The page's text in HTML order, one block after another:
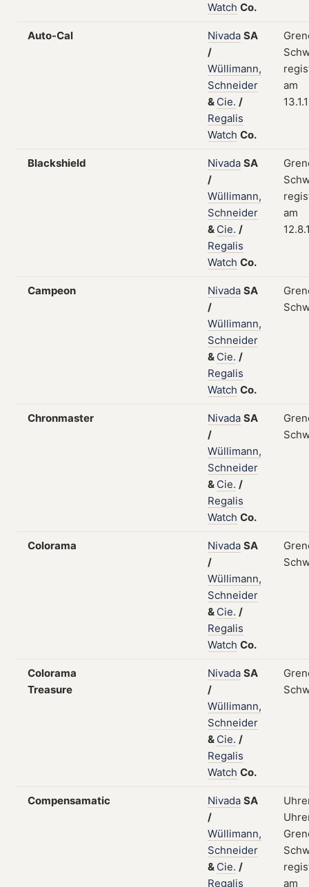
Watch Co.
Auto-Cal Nivada SA
/
Wüllimann,
Schneider
& Cie. /
Regalis
Watch Co.
am
Blackshield Nivada SA
/
Wüllimann,
Schneider
& Cie. /
Regalis
Watch Co.
am
Campeon Nivada SA
/
Wüllimann,
Schneider
& Cie. /
Regalis
Watch Co.
Chronmaster Nivada SA
/
Wüllimann,
Schneider
& Cie. /
Regalis
Watch Co.
Colorama Nivada SA
/
Wüllimann,
Schneider
& Cie. /
Regalis
Watch Co.
Colorama
Treasure
Nivada SA
/
Wüllimann,
Schneider
& Cie. /
Regalis
Watch Co.
Compensamatic Nivada SA
/
Wüllimann,
Schneider
& Cie. /
Regalis
am